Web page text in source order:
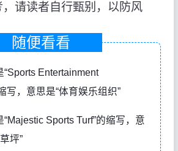
，请读者自行甄别，以防风
随便看看
“Sports Entertainment
写，意思是“体育娱乐组织”
“Majestic Sports Turf”的缩写，意
坪”